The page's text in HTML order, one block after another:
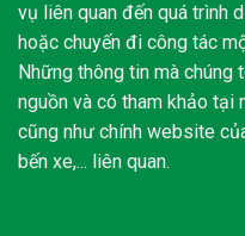
vụ liên quan đến quá trình
hoặc chuyến đi công tác
Những thông tin mà
nguồn và có tham khảo
cũng như chính website
bến xe,... liên quan.